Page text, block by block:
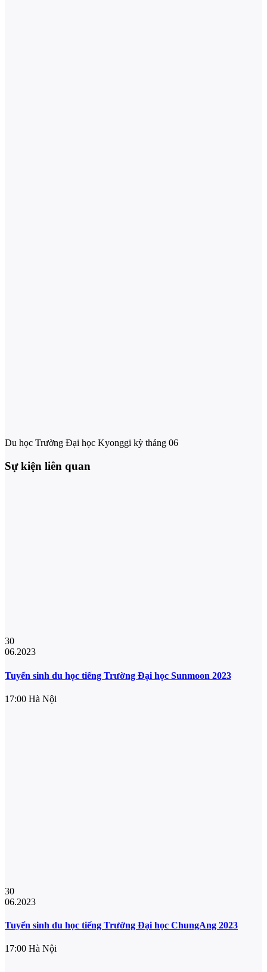
Du học Trường Đại học Kyonggi kỳ tháng 06
Sự kiện liên quan
30
06.2023
Tuyển sinh du học tiếng Trường Đại học Sunmoon 2023
17:00 Hà Nội
30
06.2023
Tuyển sinh du học tiếng Trường Đại học ChungAng 2023
17:00 Hà Nội